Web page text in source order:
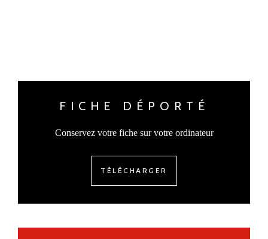
FICHE DÉPORTÉ
Conservez votre fiche sur votre ordinateur
TÉLÉCHARGER